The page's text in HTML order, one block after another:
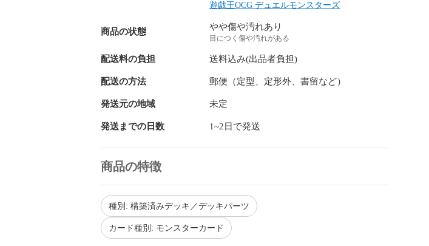
遊戯王OCG デュエルモンスターズ
商品の状態 やや傷や汚れあり
目につく傷や汚れがある
配送料の負担 送料込み(出品者負担)
配送の方法 郵便（定型、定形外、書留など）
発送元の地域 未定
発送までの日数 1~2日で発送
商品の特徴
種別: 構築済みデッキ／デッキパーツ
カード種別: モンスターカード